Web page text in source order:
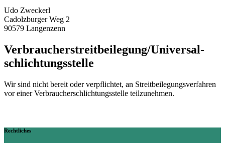
Udo Zweckerl
Cadolzburger Weg 2
90579 Langenzenn
Verbraucher­streit­beilegung/Universal­
schlichtungs­stelle
Wir sind nicht bereit oder verpflichtet, an Streitbeilegungsverfahren
vor einer Verbraucherschlichtungsstelle teilzunehmen.
Rechtliches